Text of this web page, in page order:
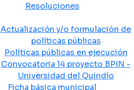
Resoluciones
Actualización y/o formulación de
políticas públicas
Políticas públicas en ejecución
Convocatoria 14 proyecto BPIN -
Universidad del Quindío
Ficha básica municipal